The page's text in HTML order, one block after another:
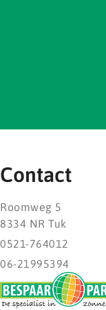
Contact
Roomweg 5
8334 NR Tuk
0521-764012
06-21995394